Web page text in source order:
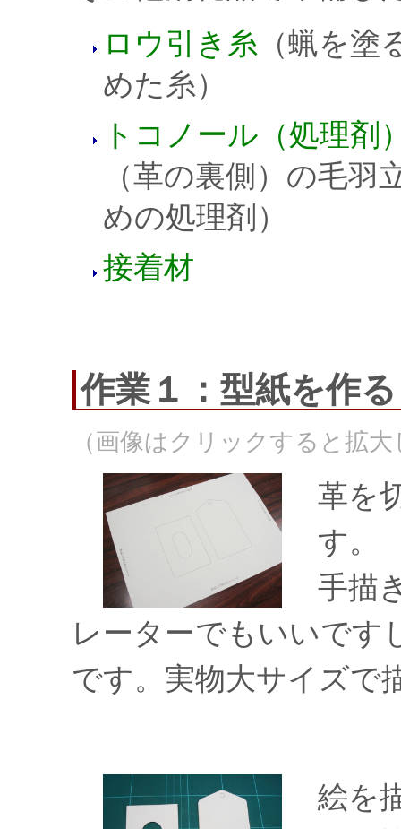
ロウ引き糸 （蝋を
めた糸）
トコノール（処理剤
（革の裏側）の毛
めの処理剤）
接着材
作業１：型紙を作る
（画像はクリックすると拡
革を
す。
手描
レーターでもいいです
です。実物大サイズで
絵を